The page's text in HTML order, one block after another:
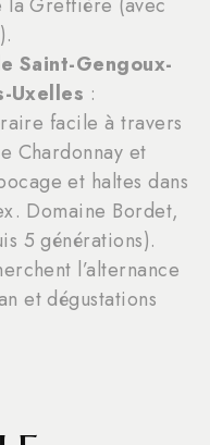
Saint-Gengoux-
Uxelles :
facile à travers
Chardonnay et
et haltes dans
Domaine Bordet,
5 générations).
l’alternance
et dégustations